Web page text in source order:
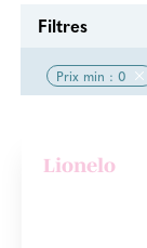
Filtres
Prix min : 0
Lionelo